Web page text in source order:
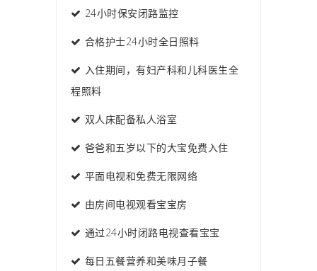
24小时保安闭路监控
合格护士24小时全日照料
入住期间，有妇产科和儿科医生全
程照料
双人床配备私人浴室
爸爸和五岁以下的大宝免费入住
平面电视和免费无限网络
由房间电视观看宝宝房
通过24小时闭路电视查看宝宝
每日五餐营养和美味月子餐